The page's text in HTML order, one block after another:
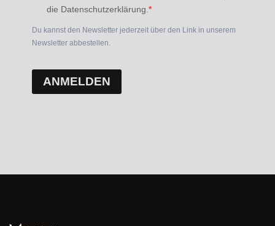
die Datenschutzerklärung.
Du kannst den Newsletter jederzeit über den Link in unserem
Newsletter abbestellen.
ANMELDEN